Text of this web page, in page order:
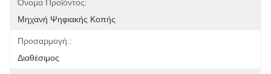
Όνομα Προϊόντος:
Μηχανή Ψηφιακής Κοπής
Προσαρμογή::
Διαθέσιμος